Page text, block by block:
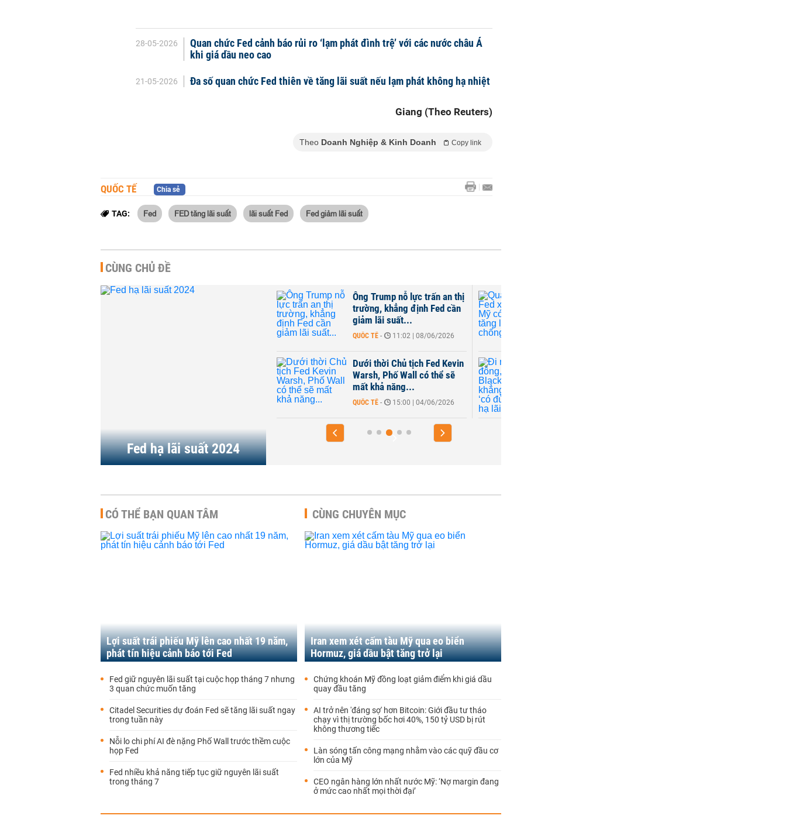
28-05-2026
Quan chức Fed cảnh báo rủi ro ‘lạm phát đình trệ’ với các nước châu Á
khi giá dầu neo cao
21-05-2026 Đa số quan chức Fed thiên về tăng lãi suất nếu lạm phát không hạ nhiệt
Giang (Theo Reuters)
Theo Doanh Nghiệp & Kinh Doanh Copy link
QUỐC TẾ Chia sẻ
TAG: Fed FED tăng lãi suất lãi suất Fed Fed giảm lãi suất
CÙNG CHỦ ĐỀ
Fed hạ lãi suất 2024
Fed giữ nguyên lãi suất như
Ông Trump nỗ lực trấn an thị
trường, khẳng định Fed cần
giảm lãi suất...
11:02 | 08/06/2026
Dưới thời Chủ tịch Fed Kevin
Warsh, Phố Wall có thể sẽ
mất khả năng...
15:00 | 04/06/2026
Quan chức Fed xác nhận: Mỹ
có thể sẽ tăng lãi suất để
chống lạm phát
QUỐC TẾ 07:21 | 04/06/2026
Đi ngược số đông,
BlackRock khẳng định Fed
‘có đủ lý do’ để hạ lãi...
QUỐC TẾ 12:20 | 26/05/2026
CÓ THỂ BẠN QUAN TÂM
Lợi suất trái phiếu Mỹ lên cao nhất 19 năm,
phát tín hiệu cảnh báo tới Fed
Fed giữ nguyên lãi suất tại cuộc họp tháng 7 nhưng
3 quan chức muốn tăng
Citadel Securities dự đoán Fed sẽ tăng lãi suất ngay
trong tuần này
Nỗi lo chi phí AI đè nặng Phố Wall trước thềm cuộc
họp Fed
Fed nhiều khả năng tiếp tục giữ nguyên lãi suất
trong tháng 7
CÙNG CHUYÊN MỤC
Iran xem xét cấm tàu Mỹ qua eo biển
Hormuz, giá dầu bật tăng trở lại
Chứng khoán Mỹ đồng loạt giảm điểm khi giá dầu
quay đầu tăng
AI trở nên 'đáng sợ' hơn Bitcoin: Giới đầu tư tháo
chạy vì thị trường bốc hơi 40%, 150 tỷ USD bị rút
không thương tiếc
Làn sóng tấn công mạng nhằm vào các quỹ đầu cơ
lớn của Mỹ
CEO ngân hàng lớn nhất nước Mỹ: ‘Nợ margin đang
ở mức cao nhất mọi thời đại’